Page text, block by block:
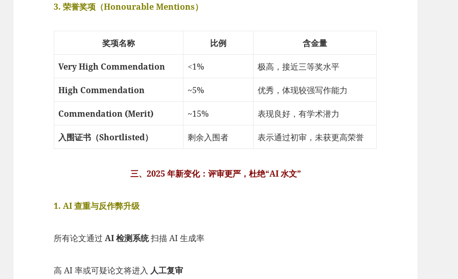
3. 荣誉奖项（Honourable Mentions）
奖项名称 比例 含金量
Very High Commendation <1% 极高，接近三等奖水平
High Commendation ~5% 优秀，体现较强写作能力
Commendation (Merit) ~15% 表现良好，有学术潜力
入围证书（Shortlisted） 剩余入围者 表示通过初审，未获更高荣誉
三、2025 年新变化：评审更严，杜绝“AI 水文”
1. AI 查重与反作弊升级
所有论文通过AI 检测系统扫描 AI 生成率
高 AI 率或可疑论文将进入 人工复审